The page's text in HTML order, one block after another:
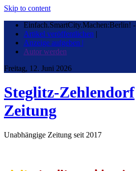
Skip to content
Einfach.SmartCity.Machen:Berlin! -
Artikel veröffentlichen |
Anzeige aufgeben |
Autor werden
Freitag, 12. Juni 2026
Steglitz-Zehlendorf
Zeitung
Unabhängige Zeitung seit 2017